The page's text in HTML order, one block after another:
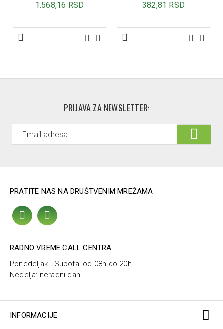
1.568,16 RSD 382,81 RSD
PRIJAVA ZA NEWSLETTER:
PRATITE NAS NA DRUŠTVENIM MREŽAMA
RADNO VREME CALL CENTRA
Ponedeljak - Subota: od 08h do 20h
Nedelja: neradni dan
INFORMACIJE